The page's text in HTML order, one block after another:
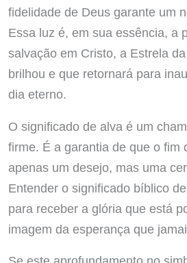
fidelidade de Deus garante um
Essa luz é, em sua essência, a
salvação em Cristo, a Estrela
brilhou e que retornará para
dia eterno.
O significado de alva é um
firme. É a garantia de que o fim
apenas um desejo, mas uma
Entender o significado bíblico
para receber a glória que está
imagem da esperança que